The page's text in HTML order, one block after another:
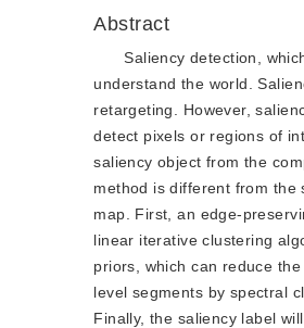
Abstract
Saliency detection,
understand the world.
retargeting. However,
detect pixels or regions of
saliency object from the
method is different from the
map. First, an edge-
linear iterative clustering
priors, which can reduce
level segments by spectral
Finally, the saliency label